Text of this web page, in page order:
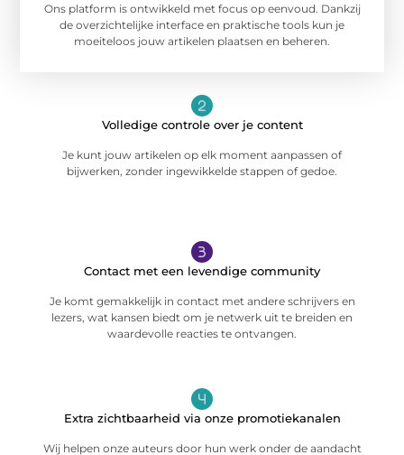
Ons platform is ontwikkeld met focus op eenvoud. Dankzij
de overzichtelijke interface en praktische tools kun je
moeiteloos jouw artikelen plaatsen en beheren.
Volledige controle over je content
Je kunt jouw artikelen op elk moment aanpassen of
bijwerken, zonder ingewikkelde stappen of gedoe.
Contact met een levendige community
Je komt gemakkelijk in contact met andere schrijvers en
lezers, wat kansen biedt om je netwerk uit te breiden en
waardevolle reacties te ontvangen.
Extra zichtbaarheid via onze promotiekanalen
Wij helpen onze auteurs door hun werk onder de aandacht